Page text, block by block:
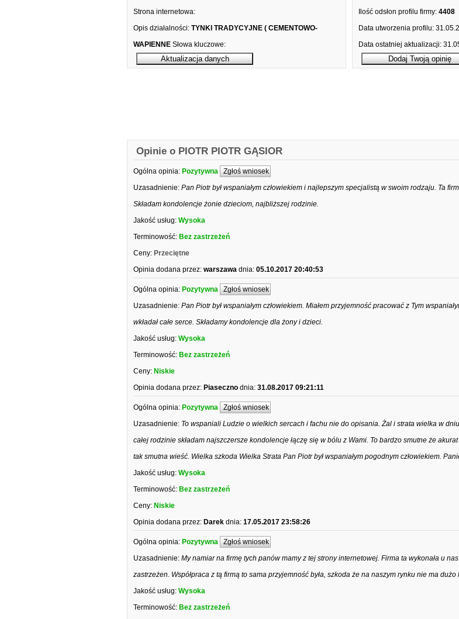
Strona internetowa:
Opis działalności: TYNKI TRADYCYJNE ( CEMENTOWO-
WAPIENNE Słowa kluczowe:
Ilość odsłon profilu firmy: 4408
Data utworzenia profilu:
Data ostatniej aktualizacji:
Opinie o PIOTR PIOTR GĄSIOR
Ogólna opinia: Pozytywna Zgłoś wniosek
Uzasadnienie: Pan Piotr był wspaniałym człowiekiem i najlepszym specjalistą w swoim rodzaju. Ta
Składam kondolencje żonie dzieciom, najbliższej rodzinie.
Jakość usług: Wysoka
Terminowość: Bez zastrzeżeń
Ceny: Przeciętne
Opinia dodana przez: warszawa dnia: 05.10.2017 20:40:53
Ogólna opinia: Pozytywna Zgłoś wniosek
Uzasadnienie: Pan Piotr był wspaniałym człowiekiem. Miałem przyjemność pracować z Tym
wkładał całe serce. Składamy kondolencje dla żony i dzieci.
Jakość usług: Wysoka
Terminowość: Bez zastrzeżeń
Ceny: Niskie
Opinia dodana przez: Piaseczno dnia: 31.08.2017 09:21:11
Ogólna opinia: Pozytywna Zgłoś wniosek
Uzasadnienie: To wspaniali Ludzie o wielkich sercach i fachu nie do opisania. Żal i strata wielka w
całej rodzinie składam najszczersze kondolencje łączę się w bólu z Wami. To bardzo smutne że
tak smutna wieść. Wielka szkoda Wielka Strata Pan Piotr był wspaniałym pogodnym człowiekiem.
Jakość usług: Wysoka
Terminowość: Bez zastrzeżeń
Ceny: Niskie
Opinia dodana przez: Darek dnia: 17.05.2017 23:58:26
Ogólna opinia: Pozytywna Zgłoś wniosek
Uzasadnienie: My namiar na firmę tych panów mamy z tej strony internetowej. Firma ta wykonała u
zastrzeżen. Współpraca z tą firmą to sama przyjemność była, szkoda że na naszym rynku nie ma
Jakość usług: Wysoka
Terminowość: Bez zastrzeżeń